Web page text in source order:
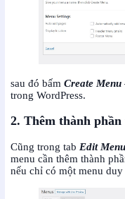
sau đó bấm Create Menu
trong WordPress.
2. Thêm thành phần
Cũng trong tab Edit Menu
menu cần thêm thành
nếu chỉ có một menu